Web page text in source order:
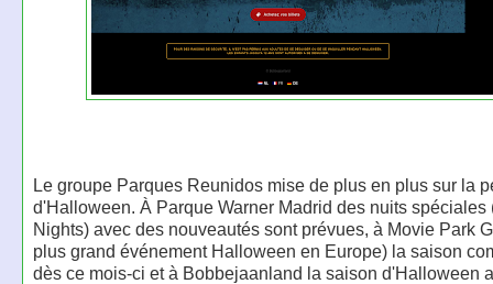
Le groupe Parques Reunidos mise de plus en plus sur la
d'Halloween. À Parque Warner Madrid des nuits spéciales
Nights) avec des nouveautés sont prévues, à Movie Park
plus grand événement Halloween en Europe) la saison
dès ce mois-ci et à Bobbejaanland la saison d'Halloween